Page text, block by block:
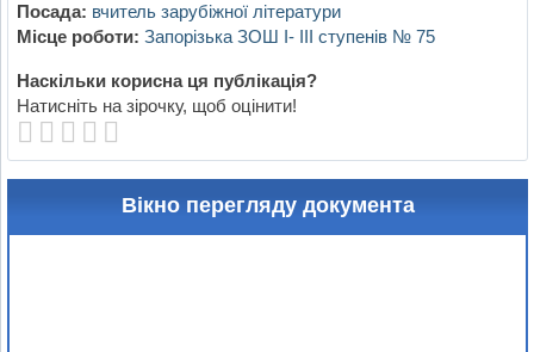
Посада: вчитель зарубіжної літератури
Місце роботи: Запорізька ЗОШ I- III ступенів № 75
Наскільки корисна ця публікація?
Натисніть на зірочку, щоб оцінити!
Вікно перегляду документа